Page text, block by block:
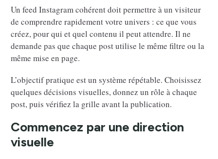
Un feed Instagram cohérent doit permettre à un visiteur
de comprendre rapidement votre univers : ce que vous
créez, pour qui et quel contenu il peut attendre. Il ne
demande pas que chaque post utilise le même filtre ou la
même mise en page.
L’objectif pratique est un système répétable. Choisissez
quelques décisions visuelles, donnez un rôle à chaque
post, puis vérifiez la grille avant la publication.
Commencez par une direction
visuelle